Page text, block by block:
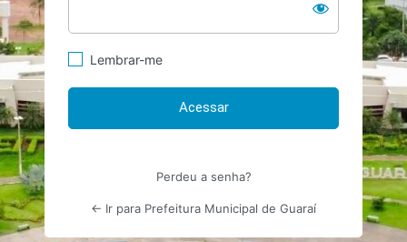
Lembrar-me
Perdeu a senha?
← Ir para Prefeitura Municipal de Guaraí